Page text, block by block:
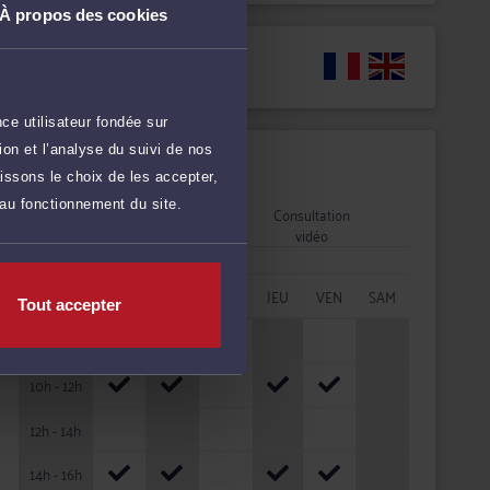
À propos des cookies
utilisateur fondée sur
et l’analyse du suivi de nos
le choix de les accepter,
fonctionnement du site.
Tout accepter
Disponibilités
Rendez-vous Consultation
vidéo
HORAIRES LUN JEU VEN
SAM
08h - 10h
10h - 12h
12h - 14h
14h - 16h